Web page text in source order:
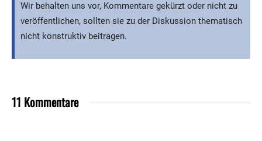
Wir behalten uns vor, Kommentare gekürzt oder nicht zu
veröffentlichen, sollten sie zu der Diskussion thematisch
nicht konstruktiv beitragen.
11 Kommentare